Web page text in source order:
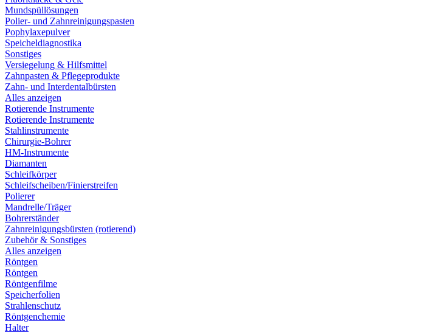
Mundspüllösungen
Polier- und Zahnreinigungspasten
Pophylaxepulver
Speicheldiagnostika
Sonstiges
Versiegelung & Hilfsmittel
Zahnpasten & Pflegeprodukte
Zahn- und Interdentalbürsten
Alles anzeigen
Rotierende Instrumente
Rotierende Instrumente
Stahlinstrumente
Chirurgie-Bohrer
HM-Instrumente
Diamanten
Schleifkörper
Schleifscheiben/Finierstreifen
Polierer
Mandrelle/Träger
Bohrerständer
Zahnreinigungsbürsten (rotierend)
Zubehör & Sonstiges
Alles anzeigen
Röntgen
Röntgen
Röntgenfilme
Speicherfolien
Strahlenschutz
Röntgenchemie
Halter